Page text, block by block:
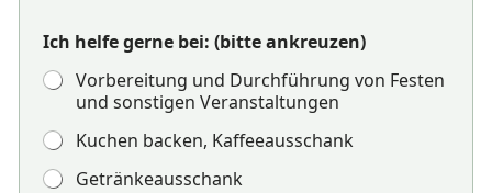
Ich helfe gerne bei: (bitte ankreuzen)
Vorbereitung und Durchführung von Festen
und sonstigen Veranstaltungen
Kuchen backen, Kaffeeausschank
Getränkeausschank